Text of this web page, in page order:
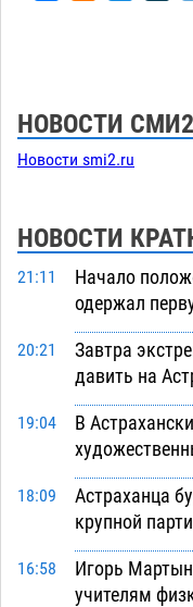
НОВОСТИ СМИ2
Новости smi2.ru
НОВОСТИ
21:11
Начало
одержал
20:21
Завтра
давить на
19:04
В
18:09
Астраханца
крупной
16:58
Игорь
учителям